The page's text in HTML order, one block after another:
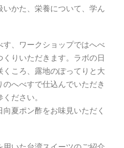
いかた、栄養について、学ん
す、ワークショップではへべ
りいただきます。ラボの日
ころ、露地のぽってりと大
へべすで仕込んでいただき
ださい。
夏ポン酢をお味見いただく